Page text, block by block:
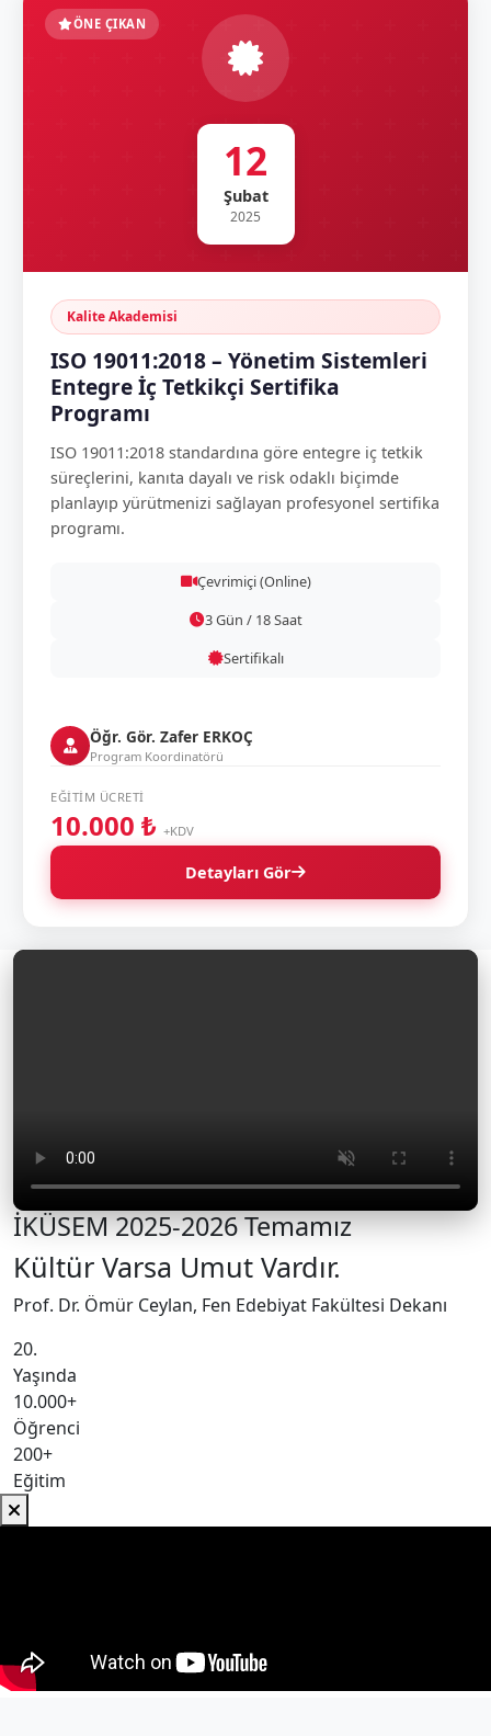
ÖNE ÇIKAN
12
Şubat
2025
Kalite Akademisi
ISO 19011:2018 – Yönetim Sistemleri
Entegre İç Tetkikçi Sertifika
Programı
ISO 19011:2018 standardına göre entegre iç tetkik
süreçlerini, kanıta dayalı ve risk odaklı biçimde
planlayıp yürütmenizi sağlayan profesyonel sertifika
programı.
Çevrimiçi (Online)
3 Gün / 18 Saat
Sertifikalı
Öğr. Gör. Zafer ERKOÇ
Program Koordinatörü
EĞITIM ÜCRETI
10.000 ₺ +KDV
Detayları Gör
İKÜSEM 2025-2026 Temamız
Kültür Varsa Umut Vardır.
Prof. Dr. Ömür Ceylan, Fen Edebiyat Fakültesi Dekanı
20.
Yaşında
10.000+
Öğrenci
200+
Eğitim